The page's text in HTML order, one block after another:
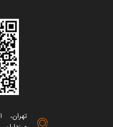
تهران،